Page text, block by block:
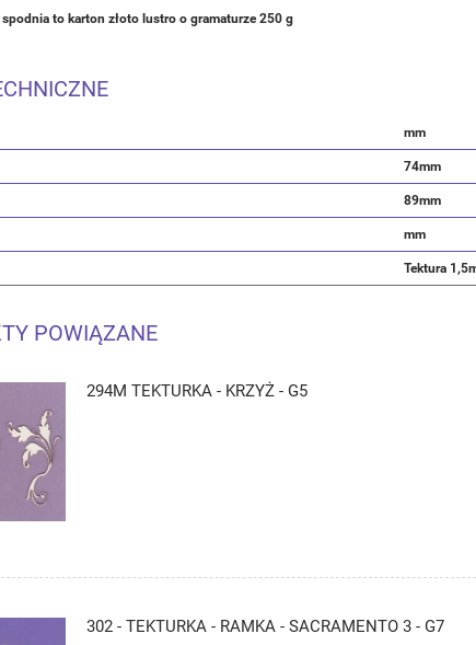
to karton złoto lustro o gramaturze 250 g
mm
74mm
89mm
mm
Tektura
POWIĄZANE
294M TEKTURKA - KRZYŻ - G5
302 - TEKTURKA - RAMKA - SACRAMENTO 3 - G7